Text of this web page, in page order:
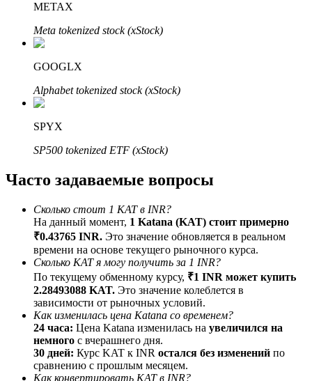
Реферал
Пригласите друга, чтобы получить денежные
вознаграждения
BTC Welcome Rewards
METAX
Meta tokenized stock (xStock)
GOOGLX
Alphabet tokenized stock (xStock)
SPYX
SP500 tokenized ETF (xStock)
Часто задаваемые вопросы
Сколько стоит 1 KAT в INR?
На данный момент, 1 Katana (KAT) стоит примерно
₹0.43765 INR. Это значение обновляется в реальном
времени на основе текущего рыночного курса.
Сколько KAT я могу получить за 1 INR?
По текущему обменному курсу, ₹1 INR может купить
2.28493088 KAT. Это значение колеблется в
зависимости от рыночных условий.
Как изменилась цена Katana со временем?
24 часа: Цена Katana изменилась на увеличился на
немного с вчерашнего дня.
30 дней: Курс KAT к INR остался без изменений по
сравнению с прошлым месяцем.
Как конвертировать KAT в INR?